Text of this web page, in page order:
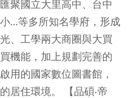
聚國立大里高中、台中
…等多所知名學府，形成
、工學兩大商圈與大買
機能，加上規劃完善的
用的國家數位圖書館，
居住環境。
【品碩‧帝